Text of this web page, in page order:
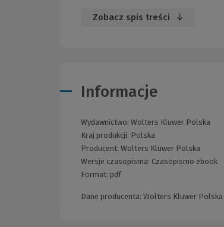
Zobacz spis treści
Informacje
Wydawnictwo: Wolters Kluwer Polska
Kraj produkcji: Polska
Producent: Wolters Kluwer Polska
Wersje czasopisma: Czasopismo ebook
Format: pdf
Dane producenta: Wolters Kluwer Polska